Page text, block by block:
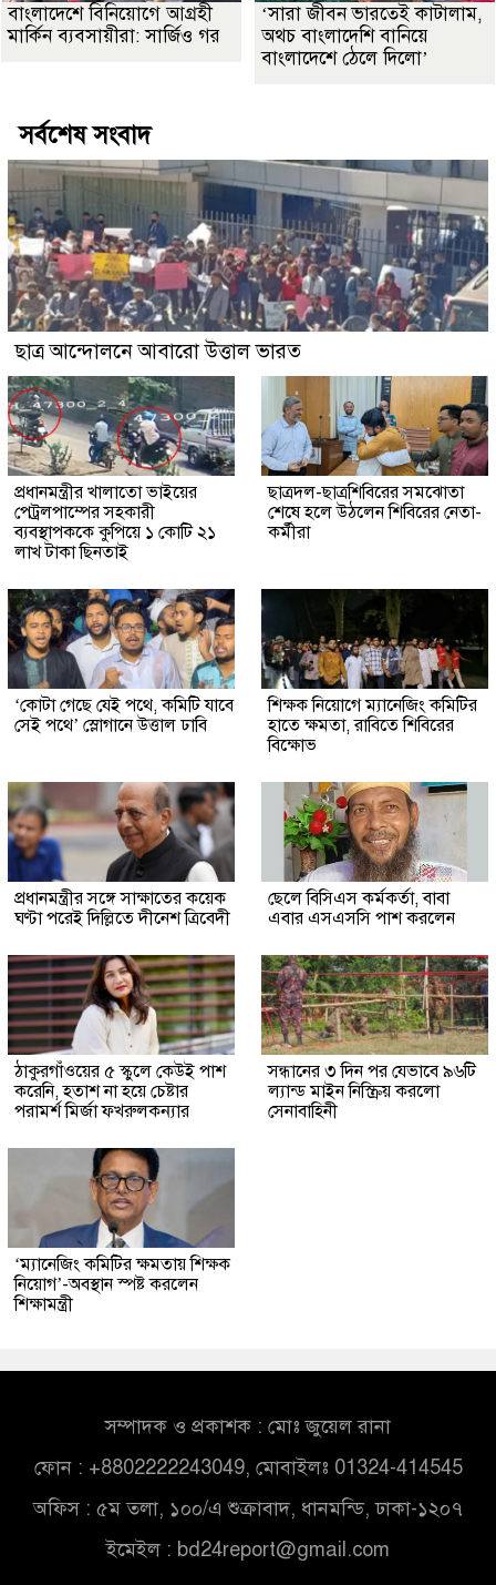
বাংলাদেশে বিনিয়োগে আগ্রহী
মার্কিন ব্যবসায়ীরা: সার্জিও গর
‘সারা জীবন ভারতেই কাটালাম,
অথচ বাংলাদেশি বানিয়ে
বাংলাদেশে ঠেলে দিলো’
সর্বশেষ সংবাদ
ছাত্র আন্দোলনে আবারো উত্তাল ভারত
প্রধানমন্ত্রীর খালাতো ভাইয়ের
পেট্রলপাম্পের সহকারী
ব্যবস্থাপককে কুপিয়ে ১ কোটি ২১
লাখ টাকা ছিনতাই
ছাত্রদল-ছাত্রশিবিরের সমঝোতা
শেষে হলে উঠলেন শিবিরের নেতা-
কর্মীরা
‘কোটা গেছে যেই পথে, কমিটি যাবে
সেই পথে’ স্লোগানে উত্তাল ঢাবি
শিক্ষক নিয়োগে ম্যানেজিং কমিটির
হাতে ক্ষমতা, রাবিতে শিবিরের
বিক্ষোভ
প্রধানমন্ত্রীর সঙ্গে সাক্ষাতের কয়েক
ঘণ্টা পরেই দিল্লিতে দীনেশ ত্রিবেদী
ছেলে বিসিএস কর্মকর্তা, বাবা
এবার এসএসসি পাশ করলেন
ঠাকুরগাঁওয়ের ৫ স্কুলে কেউই পাশ
করেনি, হতাশ না হয়ে চেষ্টার
পরামর্শ মির্জা ফখরুলকন্যার
সন্ধানের ৩ দিন পর যেভাবে ৯৬টি
ল্যান্ড মাইন নিস্ক্রিয় করলো
সেনাবাহিনী
‘ম্যানেজিং কমিটির ক্ষমতায় শিক্ষক
নিয়োগ’-অবস্থান স্পষ্ট করলেন
শিক্ষামন্ত্রী
সম্পাদক ও প্রকাশক : মোঃ জুয়েল রানা
ফোন : +8802222243049, মোবাইলঃ 01324-414545
অফিস : ৫ম তলা, ১০০/এ শুক্রাবাদ, ধানমন্ডি, ঢাকা-১২০৭
ইমেইল : bd24report@gmail.com